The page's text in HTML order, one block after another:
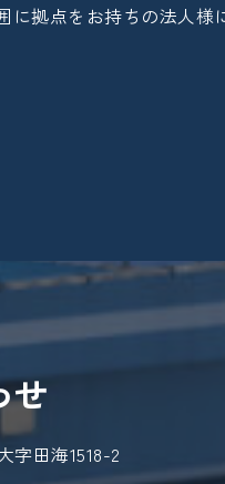
に拠点をお持ちの法人様
せ
字田海1518-2